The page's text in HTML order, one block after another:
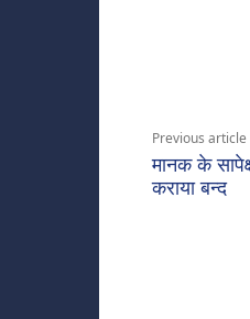
Previous article
मानक के
कराया बन्द